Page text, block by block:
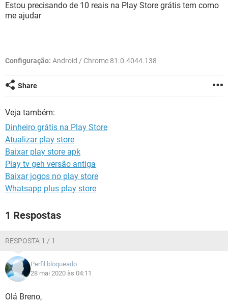
INSTAGRAM GMAIL
OUTLOOK
Estou precisando de 10 reais na Play Store grátis tem como
me ajudar
Configuração: Android / Chrome 81.0.4044.138
Share
Veja também:
Dinheiro grátis na Play Store
Atualizar play store
Baixar play store apk
Play tv geh versão antiga
Baixar jogos no play store
Whatsapp plus play store
1 Respostas
RESPOSTA 1 / 1
Perfil bloqueado
28 mai 2020 às 04:11
Olá Breno,